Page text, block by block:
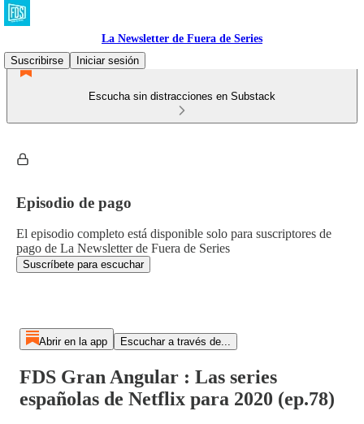
La Newsletter de Fuera de Series
Suscribirse
Iniciar sesión
Escucha sin distracciones en Substack
Episodio de pago
El episodio completo está disponible solo para suscriptores de
pago de La Newsletter de Fuera de Series
Suscríbete para escuchar
Abrir en la app Escuchar a través de...
FDS Gran Angular : Las series
españolas de Netflix para 2020 (ep.78)